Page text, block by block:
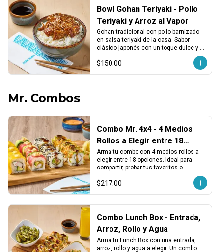
Bowl Gohan Teriyaki - Pollo
Teriyaki y Arroz al Vapor
Gohan tradicional con pollo barnizado
en salsa teriyaki de la casa. Sabor
clásico japonés con un toque dulce y
$150.00
Mr. Combos
Combo Mr. 4x4 - 4 Medios
Rollos a Elegir entre 18
Opciones
Arma tu combo con 4 medios rollos a
elegir entre 18 opciones. Ideal para
compartir, probar tus favoritos o
$217.00
Combo Lunch Box - Entrada,
Arroz, Rollo y Agua
Arma tu Lunch Box con una entrada,
arroz, rollo y agua a elegir. Un combo